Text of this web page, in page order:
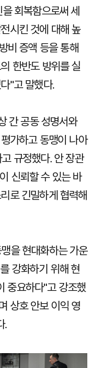
회복함으로써 세
시킨 것에 대해 높
비 증액 등을 통해
한반도 방위를 실
"고 말했다.
간 공동 성명서와
가하고 동맹이 나아
규정했다. 안 장관
신뢰할 수 있는 바
로 긴밀하게 협력해
을 현대화하는 가운
강화하기 위해 현
중요하다"고 강조했
상호 안보 이익 영
.